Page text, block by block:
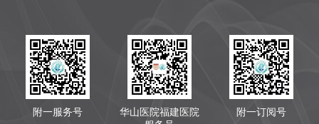
附一服务号
华山医院福建医院
附一订阅号